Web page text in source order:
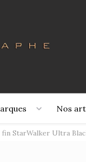
Nos
StarWalker Ultra